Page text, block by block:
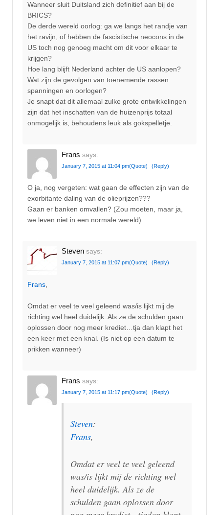
Wanneer sluit Duitsland zich definitief aan bij de
BRICS?
De derde wereld oorlog: ga we langs het randje van
het ravijn, of hebben de fascistische neocons in de
US toch nog genoeg macht om dit voor elkaar te
krijgen?
Hoe lang blijft Nederland achter de US aanlopen?
Wat zijn de gevolgen van toenemende rassen
spanningen en oorlogen?
Je snapt dat dit allemaal zulke grote ontwikkelingen
zijn dat het inschatten van de huizenprijs totaal
onmogelijk is, behoudens leuk als gokspelletje.
Frans says:
January 7, 2015 at 11:04 pm(Quote) (Reply)
O ja, nog vergeten: wat gaan de effecten zijn van de
exorbitante daling van de olieprijzen???
Gaan er banken omvallen? (Zou moeten, maar ja,
we leven niet in een normale wereld)
Steven says:
January 7, 2015 at 11:07 pm(Quote) (Reply)
Frans
Omdat er veel te veel geleend was/is lijkt mij de
richting wel heel duidelijk. Als ze de schulden gaan
oplossen door nog meer krediet…tja dan klapt het
een keer met een knal. (Is niet op een datum te
prikken wanneer)
Frans says:
January 7, 2015 at 11:17 pm(Quote) (Reply)
Steven:
Frans,
Omdat er veel te veel geleend
was/is lijkt mij de richting wel
heel duidelijk. Als ze de
schulden gaan oplossen door